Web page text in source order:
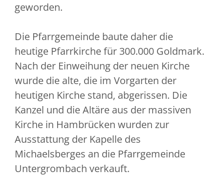
geworden.
Die Pfarrgemeinde baute daher die
heutige Pfarrkirche für 300.000 Goldmark.
Nach der Einweihung der neuen Kirche
wurde die alte, die im Vorgarten der
heutigen Kirche stand, abgerissen. Die
Kanzel und die Altäre aus der massiven
Kirche in Hambrücken wurden zur
Ausstattung der Kapelle des
Michaelsberges an die Pfarrgemeinde
Untergrombach verkauft.